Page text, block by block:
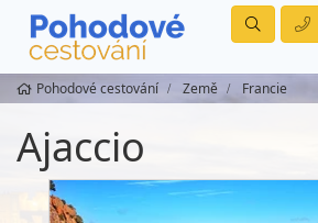
Pohodové cestování Země Francie
Ajaccio